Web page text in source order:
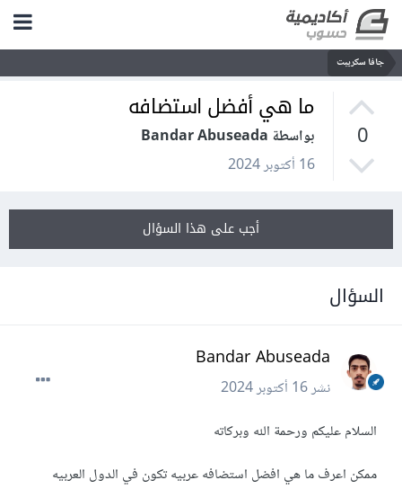
جافا سكريبت
0
ما هي أفضل استضافه
بواسطة Bandar Abuseada
16 أكتوبر 2024
أجب على هذا السؤال
السؤال
Bandar Abuseada
نشر16 أكتوبر 2024
السلام عليكم ورحمة الله وبركاته
ممكن اعرف ما هي افضل استضافه عربيه تكون في الدول العربيه